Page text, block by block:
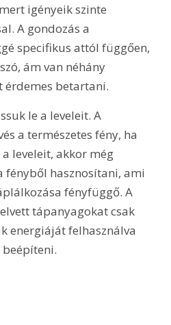
igényeik szinte
A gondozás a
specifikus attól függően,
ám van néhány
érdemes betartani.
le a leveleit. A
a természetes fény, ha
leveleit, akkor még
fényből hasznosítani, ami
fényfüggő. A
tápanyagokat csak
energiáját felhasználva